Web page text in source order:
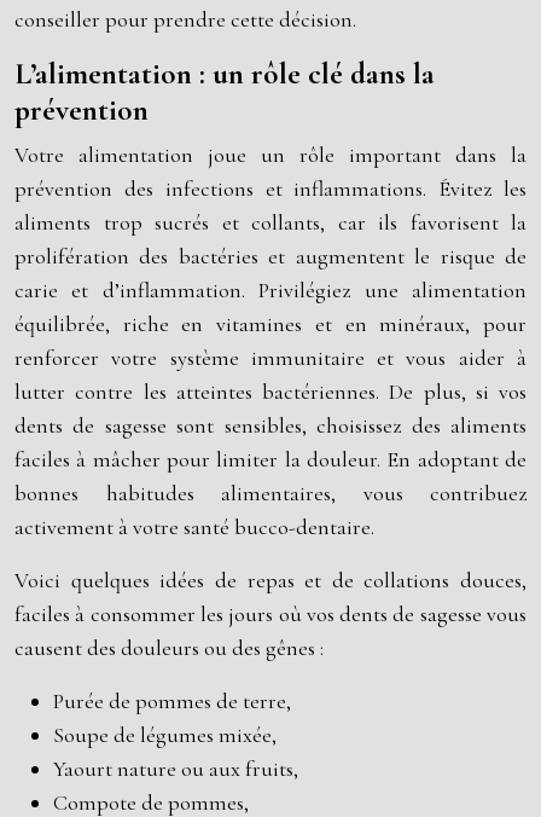
conseiller pour prendre cette décision.
L’alimentation : un rôle clé dans la
prévention
Votre alimentation joue un rôle important dans la
prévention des infections et inflammations. Évitez les
aliments trop sucrés et collants, car ils favorisent la
prolifération des bactéries et augmentent le risque de
carie et d’inflammation. Privilégiez une alimentation
équilibrée, riche en vitamines et en minéraux, pour
renforcer votre système immunitaire et vous aider à
lutter contre les atteintes bactériennes. De plus, si vos
dents de sagesse sont sensibles, choisissez des aliments
faciles à mâcher pour limiter la douleur. En adoptant de
bonnes habitudes alimentaires, vous contribuez
activement à votre santé bucco-dentaire.
Voici quelques idées de repas et de collations douces,
faciles à consommer les jours où vos dents de sagesse vous
causent des douleurs ou des gênes :
Purée de pommes de terre,
Soupe de légumes mixée,
Yaourt nature ou aux fruits,
Compote de pommes,